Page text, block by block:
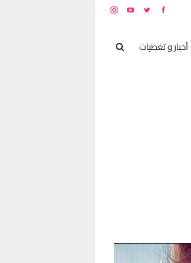
أخبار و تغطيات